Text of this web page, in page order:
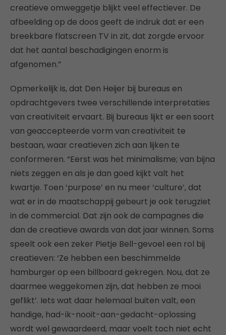
creatieve omweggetje blijkt veel effectiever. De
afbeelding op de doos geeft de indruk dat er een
breekbare flatscreen TV in zit, dat zorgde ervoor
dat het aantal beschadigingen enorm is
afgenomen.”
Opmerkelijk is, dat Den Heijer bij bureaus en
opdrachtgevers twee verschillende interpretaties
van creativiteit ervaart. Bij bureaus lijkt er een soort
van geaccepteerde vorm van creativiteit te
bestaan, waar creatieven zich aan lijken te
conformeren. “Eerst was het minimalisme; van bijna
niets zeggen en als je dan goed kijkt valt het
kwartje. Toen ‘purpose’ en nu meer ‘culture’, dat
wat er in de maatschappij gebeurt je ook terugziet
in de commercial. Dat zijn ook de campagnes die
dan de creatieve awards van dat jaar winnen. Soms
speelt ook een zeker Pietje Bell-gevoel een rol bij
creatieven: ‘Ze hebben een beschimmelde
hamburger op een billboard gekregen. Nou, dat ze
daarmee weggekomen zijn, dat hebben ze mooi
geflikt’. Iets wat daar helemaal buiten valt, een
handige, had-ik-nooit-aan-gedacht-oplossing
wordt wel gewaardeerd, maar voelt toch niet echt